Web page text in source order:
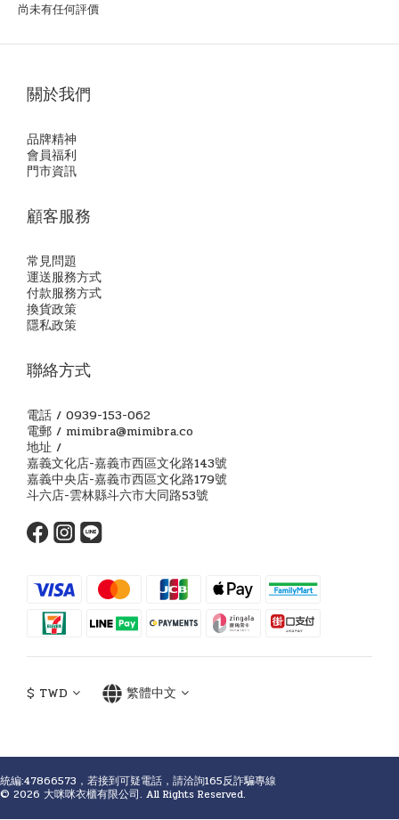
尚未有任何評價
關於我們
品牌精神
會員福利
門市資訊
顧客服務
常見問題
運送服務方式
付款服務方式
換貨政策
隱私政策
聯絡方式
電話 / 0939-153-062
電郵 / mimibra@mimibra.co
地址 /
嘉義文化店-嘉義市西區文化路143號
嘉義中央店-嘉義市西區文化路179號
斗六店-雲林縣斗六市大同路53號
$ TWD 繁體中文
統編:47866573，若接到可疑電話，請洽詢165反詐騙專線
© 2026 大咪咪衣櫃有限公司. All Rights Reserved.